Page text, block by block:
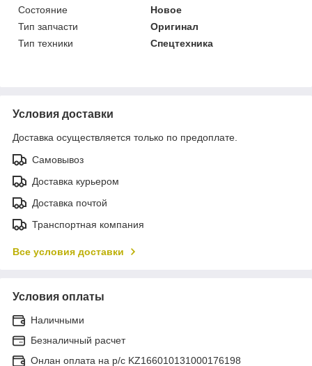
Состояние
Новое
Тип запчасти
Оригинал
Тип техники
Спецтехника
Условия доставки
Доставка осуществляется только по предоплате.
Самовывоз
Доставка курьером
Доставка почтой
Транспортная компания
Все условия доставки
Условия оплаты
Наличными
Безналичный расчет
Онлан оплата на р/с KZ166010131000176198